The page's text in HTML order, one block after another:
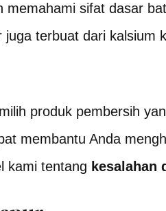
sifat dasar
juga terbuat dari kalsium
produk pembersih
membantu Anda
kami tentang kesalahan